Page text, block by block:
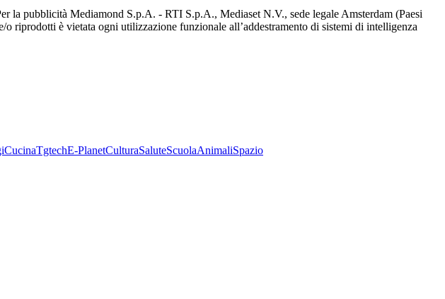
pubblicità Mediamond S.p.A. - RTI S.p.A., Mediaset N.V., sede legale Amsterdam (Paesi
o riprodotti è vietata ogni utilizzazione funzionale all’addestramento di sistemi di intelligenza
CucinaTgtechE-PlanetCulturaSaluteScuolaAnimaliSpazio